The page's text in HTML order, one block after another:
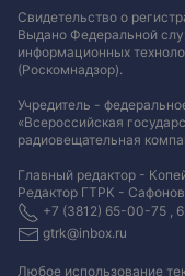
Свидетельство о
Выдано Федеральной
информационных
(Роскомнадзор).
Учредитель -
«Всероссийская
радиовещательная
Главный редактор -
Редактор ГТРК -
+7 (3812) 65-00-75 ,
gtrk@inbox.ru
Любое использование